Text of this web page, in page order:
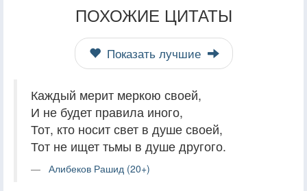
ПОХОЖИЕ ЦИТАТЫ
Показать лучшие
Каждый мерит меркою своей,
И не будет правила иного,
Тот, кто носит свет в душе своей,
Тот не ищет тьмы в душе другого.
Алибеков Рашид (20+)